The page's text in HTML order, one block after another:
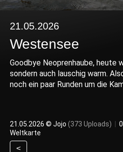
21.05.2026
Westensee
Goodbye Neoprenhaube, heute
sondern auch lauschig warm.
noch ein paar Runden um die
21.05.2026 © Jojo (373 Uploads)
Weltkarte
<